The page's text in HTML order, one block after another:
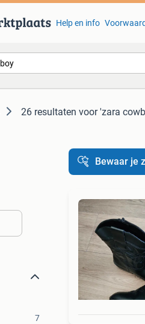
Help en info
26 resultaten voor 'zara
7
Bewaar je